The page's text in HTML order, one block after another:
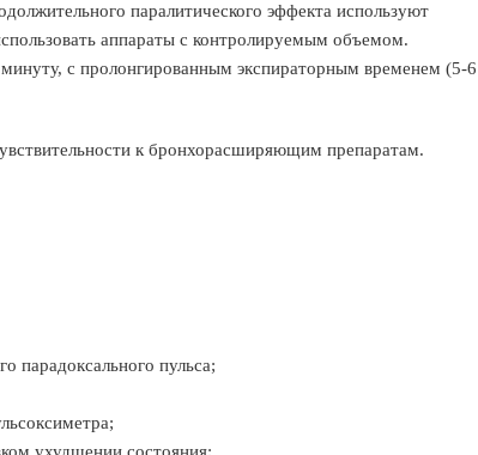
паралитического эффекта используют
аппараты с контролируемым объемом.
с пролонгированным экспираторным временем (5-6
к бронхорасширяющим препаратам.
пульса;